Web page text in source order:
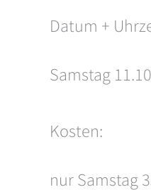
Datum +
Samstag
Kosten:
nur Samstag